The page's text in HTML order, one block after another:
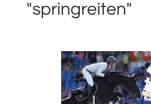
"springreiten"